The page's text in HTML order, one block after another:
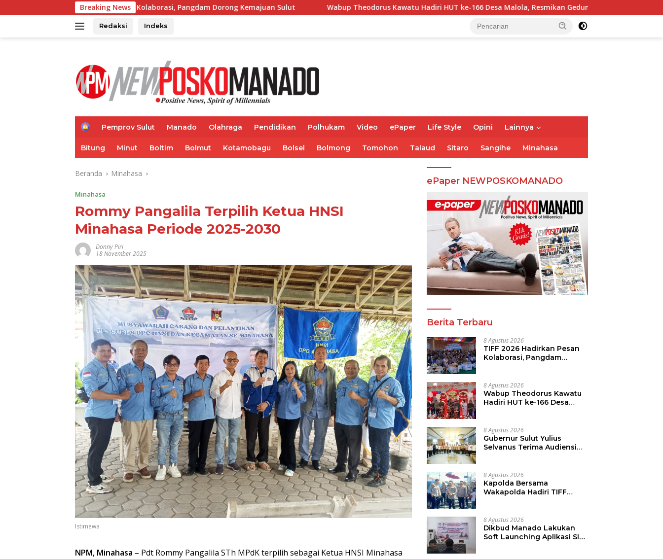
ke
Breaking News
Pesan Kolaborasi, Pangdam Dorong Kemajuan Sulut Wabup Theodorus Kawatu Hadiri HUT ke-166 Desa Malola, Resmikan Gedung ILP Posyandu Gubernur Sulut
Redaksi Indeks
H
e
Pemprov Sulut Manado Olahraga Pendidikan Polhukam Video ePaper Life Style Opini Lainnya
Bitung Minut Boltim Bolmut Kotamobagu Bolsel Bolmong Tomohon Talaud Sitaro Sangihe Minahasa
Beranda Minahasa
Minahasa
Rommy Pangalila Terpilih Ketua HNSI
Minahasa Periode 2025-2030
Donny Piri
18 November 2025
Istimewa
NPM, Minahasa – Pdt Rommy Pangalila STh MPdK terpilih sebagai Ketua HNSI Minahasa
ePaper NEWPOSKOMANADO
Berita Terbaru
8 Agustus 2026
TIFF 2026 Hadirkan Pesan
Kolaborasi, Pangdam
8 Agustus 2026
Wabup Theodorus Kawatu
Hadiri HUT ke-166 Desa
8 Agustus 2026
Gubernur Sulut Yulius
Selvanus Terima Audiensi
8 Agustus 2026
Kapolda Bersama
Wakapolda Hadiri TIFF
Keamanan
8 Agustus 2026
Dikbud Manado Lakukan
Soft Launching Aplikasi SI